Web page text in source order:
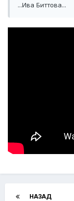
...Ива Биттова...
НАЗАД